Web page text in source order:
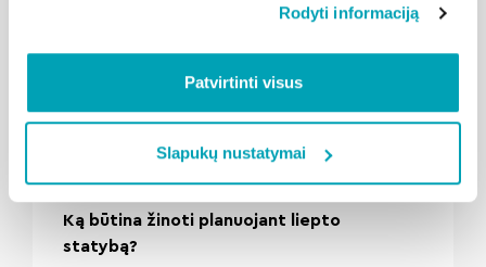
Rodyti informaciją
Patvirtinti visus
Slapukų nustatymai
" loading="lazy"/>
2026-08-06
Ką būtina žinoti planuojant liepto
statybą?